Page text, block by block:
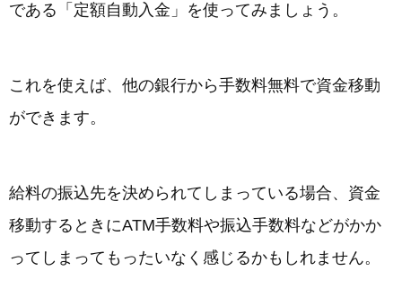
である「定額自動入金」を使ってみましょう。
これを使えば、他の銀行から手数料無料で資金移動
ができます。
給料の振込先を決められてしまっている場合、資金
移動するときにATM手数料や振込手数料などがかか
ってしまってもったいなく感じるかもしれません。